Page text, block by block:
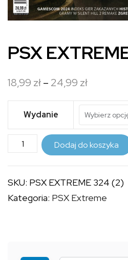
PSX
18,99 zł– 24,99 złZakres
cen:
od
18,99 zł
do
24,99 zł
Wydanie
ilość
PSX
324
(2)
Dodaj do koszyka
SKU: PSX EXTREME 324 (2)
Kategoria: PSX Extreme